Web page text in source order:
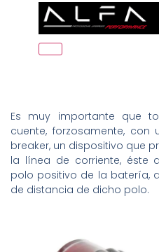
Es muy importante que
cuente, forzosamente, con
breaker, un dispositivo que
la línea de corriente, éste
polo positivo de la batería,
de distancia de dicho polo.